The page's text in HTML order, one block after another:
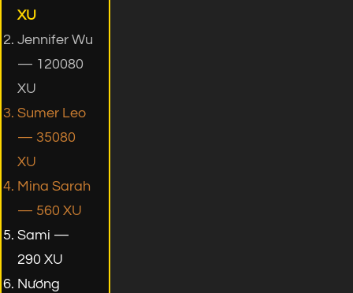
XU
Jennifer Wu
— 120080
XU
Sumer Leo
— 35080
XU
Mina Sarah
— 560 XU
Sami —
290 XU
Nương